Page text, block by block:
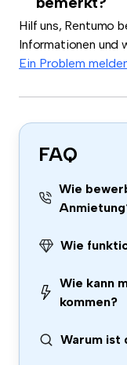
Hilf uns, Rentumo
Informationen und
Ein Problem
FAQ
Wie
Wie
Wie kann
kommen?
Warum ist